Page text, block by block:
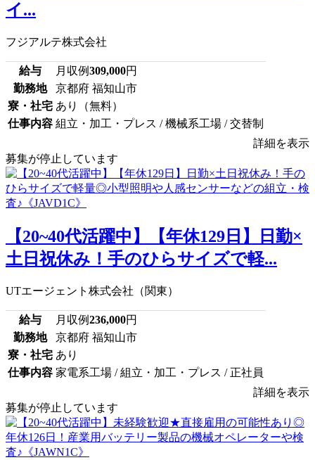
イ...
フジアルテ株式会社
給与 月収例309,000円
勤務地
京都府 福知山市
寮・社宅 あり（無料）
仕事内容 組立・加工・プレス / 機械系工場 / 交替制
詳細を表示
募集が停止しています
【20~40代活躍中】【年休129日】日勤×
土日祝休み！手のひらサイズで軽...
UTエージェント株式会社（関東）
給与 月収例236,000円
勤務地
京都府 福知山市
寮・社宅 あり
仕事内容 家電系工場 / 組立・加工・プレス / 正社員
詳細を表示
募集が停止しています